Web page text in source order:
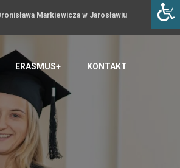
Markiewicza w Jarosławiu
ERASMUS+ KONTAKT